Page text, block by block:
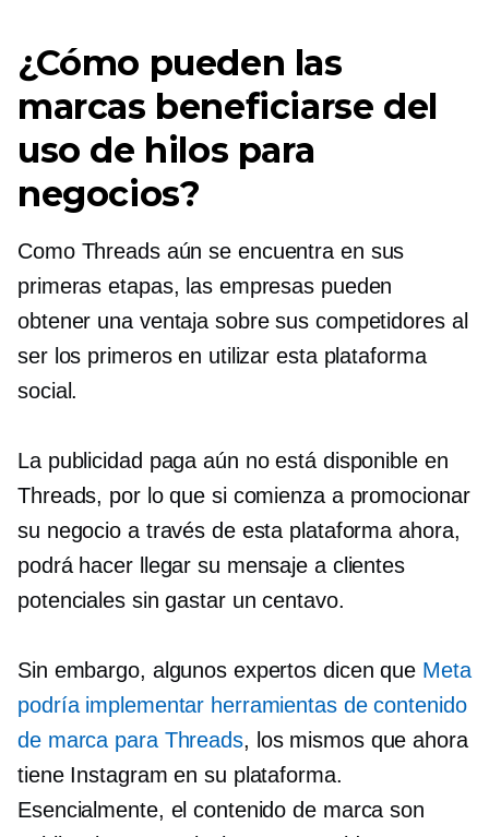
¿Cómo pueden las
marcas beneficiarse del
uso de hilos para
negocios?
Como Threads aún se encuentra en sus
primeras etapas, las empresas pueden
obtener una ventaja sobre sus competidores al
ser los primeros en utilizar esta plataforma
social.
La publicidad paga aún no está disponible en
Threads, por lo que si comienza a promocionar
su negocio a través de esta plataforma ahora,
podrá hacer llegar su mensaje a clientes
potenciales sin gastar un centavo.
Sin embargo, algunos expertos dicen que Meta
podría implementar herramientas de contenido
de marca para Threads, los mismos que ahora
tiene Instagram en su plataforma.
Esencialmente, el contenido de marca son